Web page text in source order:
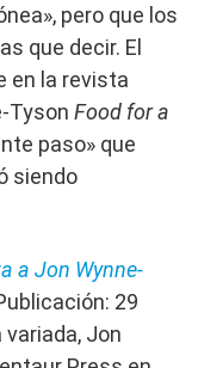
pero que los
que decir. El
en la revista
Tyson Food for a
paso» que
siendo
a Jon Wynne-
29
Jon